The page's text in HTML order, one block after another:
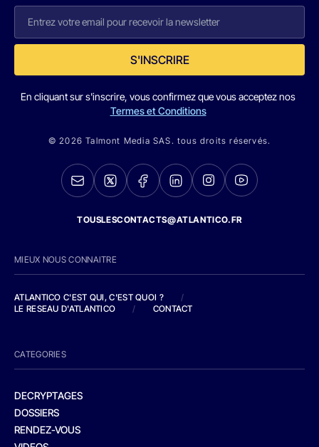
S'INSCRIRE
En cliquant sur s'inscrire, vous confirmez que vous acceptez nos
Termes et Conditions
© 2026 Talmont Media SAS. tous droits réservés.
TOUSLESCONTACTS@ATLANTICO.FR
MIEUX NOUS CONNAITRE
ATLANTICO C'EST QUI, C'EST QUOI ?
/
LE RESEAU D'ATLANTICO
/ CONTACT
CATEGORIES
DECRYPTAGES
DOSSIERS
RENDEZ-VOUS